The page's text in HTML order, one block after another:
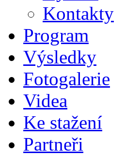
Kontakty
Program
Výsledky
Fotogalerie
Videa
Ke stažení
Partneři